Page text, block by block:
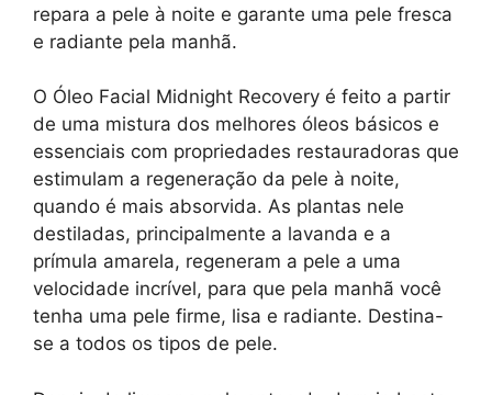
repara a pele à noite e garante uma pele fresca
e radiante pela manhã.
O Óleo Facial Midnight Recovery é feito a partir
de uma mistura dos melhores óleos básicos e
essenciais com propriedades restauradoras que
estimulam a regeneração da pele à noite,
quando é mais absorvida. As plantas nele
destiladas, principalmente a lavanda e a
prímula amarela, regeneram a pele a uma
velocidade incrível, para que pela manhã você
tenha uma pele firme, lisa e radiante. Destina-
se a todos os tipos de pele.